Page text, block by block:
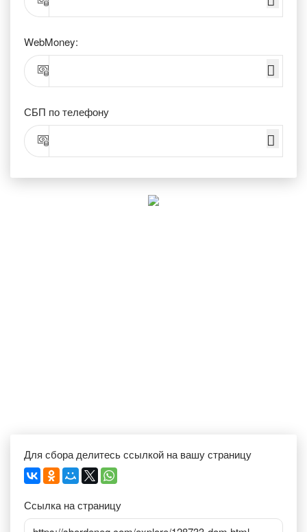
WebMoney:
СБП по телефону
Для сбора делитесь ссылкой на вашу страницу
Ссылка на страницу